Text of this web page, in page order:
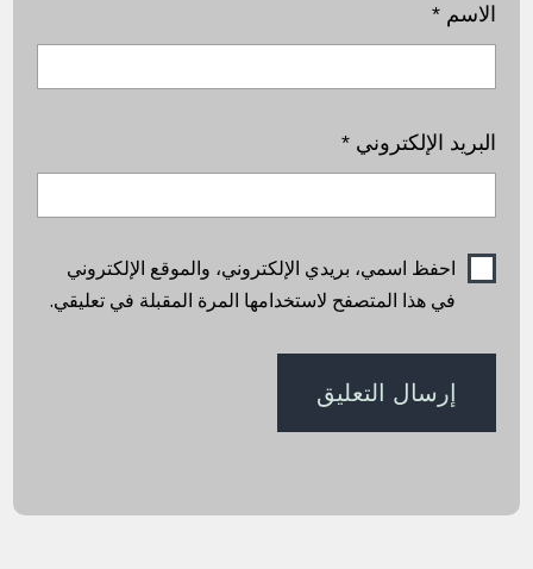
الاسم*
البريد الإلكتروني*
احفظ اسمي، بريدي الإلكتروني، والموقع الإلكتروني
في هذا المتصفح لاستخدامها المرة المقبلة في تعليقي.